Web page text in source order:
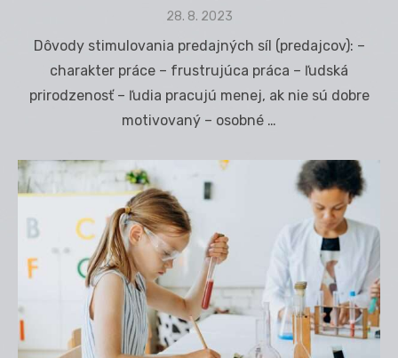
Posted
28. 8. 2023
Dôvody stimulovania predajných síl (predajcov): –
charakter práce – frustrujúca práca – ľudská
prirodzenosť – ľudia pracujú menej, ak nie sú dobre
motivovaný – osobné …